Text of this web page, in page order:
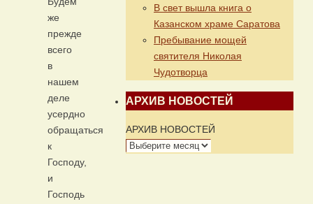
же
прежде
всего
в
нашем
деле
усердно
обращаться
к
Господу,
и
Господь
В свет вышла книга о
Казанском храме Саратова
Пребывание мощей
святителя Николая
Чудотворца
АРХИВ НОВОСТЕЙ
АРХИВ НОВОСТЕЙ